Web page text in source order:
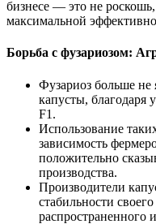
бизнесе — это не
максимальной
Борьба с фузариозом:
Фузариоз больше не
капусты, благодаря
F1.
Использование
зависимость
положительно
производства.
Производители
стабильности
распространенного